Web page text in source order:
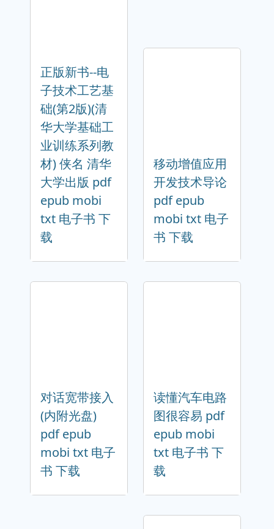
正版新书--电
子技术工艺基
础(第2版)(清
华大学基础工
业训练系列教
材) 侠名 清华
大学出版 pdf
epub mobi
txt 电子书 下
载
移动增值应用
开发技术导论
pdf epub
mobi txt 电子
书 下载
对话宽带接入
(内附光盘)
pdf epub
mobi txt 电子
书 下载
读懂汽车电路
图很容易 pdf
epub mobi
txt 电子书 下
载